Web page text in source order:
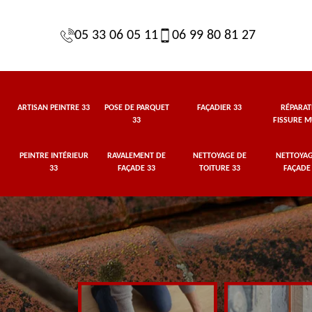
05 33 06 05 11 06 99 80 81 27
ARTISAN PEINTRE 33
POSE DE PARQUET
33
FAÇADIER 33
FISSURE
PEINTRE INTÉRIEUR
33
RAVALEMENT DE
FAÇADE 33
NETTOYAGE DE
TOITURE 33